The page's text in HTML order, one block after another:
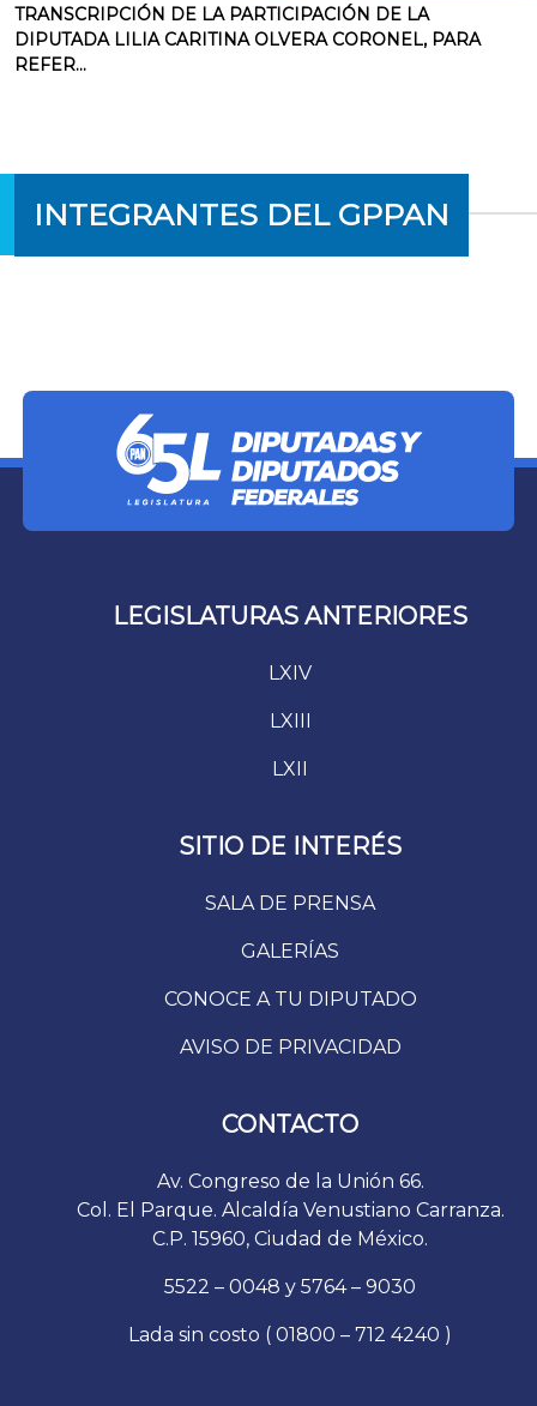
TRANSCRIPCIÓN DE LA PARTICIPACIÓN DE LA
DIPUTADA LILIA CARITINA OLVERA CORONEL, PARA
REFER...
INTEGRANTES DEL GPPAN
LEGISLATURAS ANTERIORES
LXIV
LXIII
LXII
SITIO DE INTERÉS
SALA DE PRENSA
GALERÍAS
CONOCE A TU DIPUTADO
AVISO DE PRIVACIDAD
CONTACTO
Av. Congreso de la Unión 66.
Col. El Parque. Alcaldía Venustiano Carranza.
C.P. 15960, Ciudad de México.
5522 – 0048 y 5764 – 9030
Lada sin costo ( 01800 – 712 4240 )